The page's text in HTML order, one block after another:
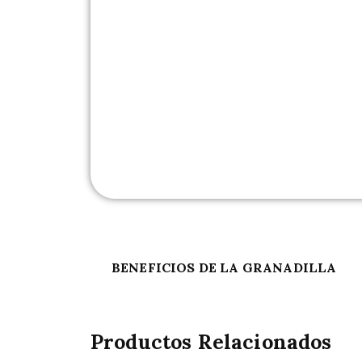
BENEFICIOS DE LA GRANADILLA
Productos Relacionados